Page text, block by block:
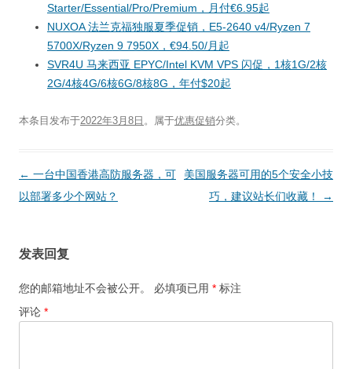
Starter/Essential/Pro/Premium，月付€6.95起
NUXOA 法兰克福独服夏季促销，E5-2640 v4/Ryzen 7
5700X/Ryzen 9 7950X，€94.50/月起
SVR4U 马来西亚 EPYC/Intel KVM VPS 闪促，1核1G/2核
2G/4核4G/6核6G/8核8G，年付$20起
本条目发布于2022年3月8日 。属于优惠促销分类。
文
章
← 一台中国香港高防服务器，可
以部署多少个网站？
美国服务器可用的5个安全小技
巧，建议站长们收藏！
→
发表回复
您的邮箱地址不会被公开。 必填项已用 * 标注
评论 *